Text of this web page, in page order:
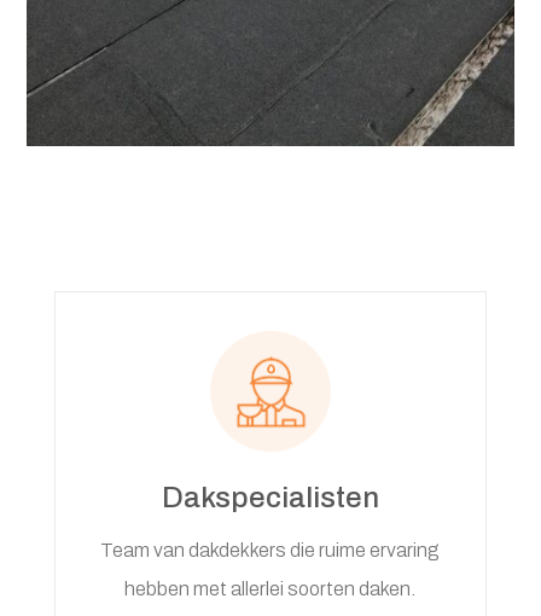
Dakspecialisten
Team van dakdekkers die ruime ervaring
hebben met allerlei soorten daken.